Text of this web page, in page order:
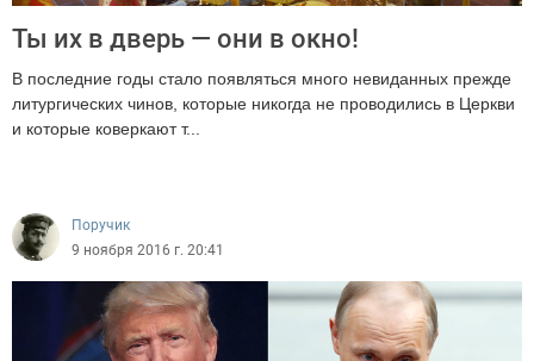
Ты их в дверь — они в окно!
В последние годы стало появляться много невиданных прежде
литургических чинов, которые никогда не проводились в Церкви
и которые коверкают т...
Поручик
9 ноября 2016 г. 20:41